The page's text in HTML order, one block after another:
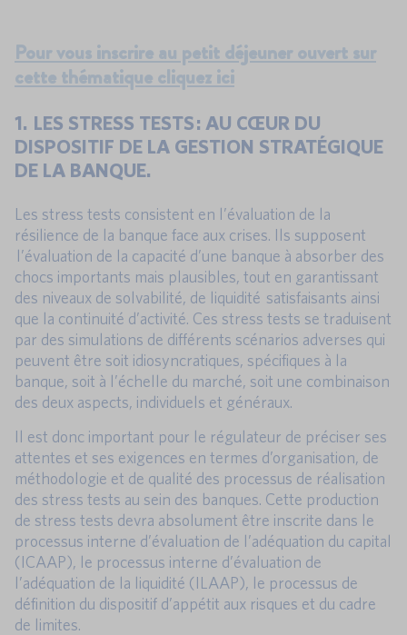
Pour vous inscrire au petit déjeuner ouvert sur
cette thématique cliquez ici
1. LES STRESS TESTS : AU CŒUR DU
DISPOSITIF DE LA GESTION STRATÉGIQUE
DE LA BANQUE.
Les stress tests consistent en l’évaluation de la
résilience de la banque face aux crises. Ils supposent
l’évaluation de la capacité d’une banque à absorber des
chocs importants mais plausibles, tout en garantissant
des niveaux de solvabilité, de liquidité satisfaisants ainsi
que la continuité d’activité. Ces stress tests se traduisent
par des simulations de différents scénarios adverses qui
peuvent être soit idiosyncratiques, spécifiques à la
banque, soit à l’échelle du marché, soit une combinaison
des deux aspects, individuels et généraux.
Il est donc important pour le régulateur de préciser ses
attentes et ses exigences en termes d’organisation, de
méthodologie et de qualité des processus de réalisation
des stress tests au sein des banques. Cette production
de stress tests devra absolument être inscrite dans le
processus interne d’évaluation de l’adéquation du capital
(ICAAP), le processus interne d’évaluation de
l’adéquation de la liquidité (ILAAP), le processus de
définition du dispositif d’appétit aux risques et du cadre
de limites.